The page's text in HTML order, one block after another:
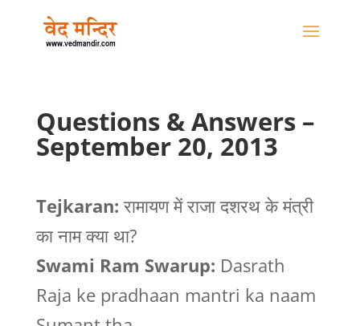
Questions & Answers –
September 20, 2013
Tejkaran: रामायण में राजा दशरथ के मंत्री
का नाम क्या था?
Swami Ram Swarup: Dasrath
Raja ke pradhaan mantri ka naam